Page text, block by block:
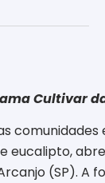
Cultivar
(SP).